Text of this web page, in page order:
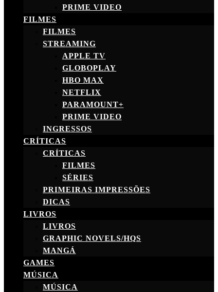
PRIME VIDEO
FILMES
FILMES
STREAMING
APPLE TV
GLOBOPLAY
HBO MAX
NETFLIX
PARAMOUNT+
PRIME VIDEO
INGRESSOS
CRÍTICAS
CRÍTICAS
FILMES
SÉRIES
PRIMEIRAS IMPRESSÕES
DICAS
LIVROS
LIVROS
GRAPHIC NOVELS/HQS
MANGÁ
GAMES
MÚSICA
MÚSICA